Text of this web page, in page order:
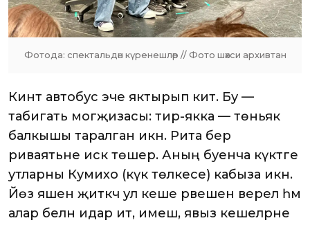
Фотода: спектальдән күренешләр // Фото шәхси архивтан
Кинәт автобус эче яктырып китә. Бу —
табигать могҗизасы: тирә-якка — төньяк
балкышы таралган икән. Рита бер
риваятьне искә төшерә. Аның буенча күктәге
утларны Кумихо (күк төлкесе) кабыза икән.
Йөз яшенә җиткәч ул кеше рәвешенә әверелә һәм
алар белән идарә итә, имеш, явыз кешеләрне